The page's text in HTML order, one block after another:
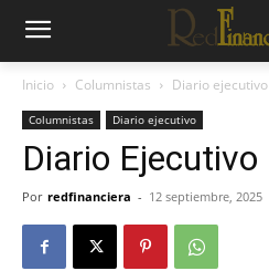
Inicio Columnistas Diario ejecutivo
Columnistas Diario ejecutivo
Diario Ejecutivo
Por redfinanciera - 12 septiembre, 2025